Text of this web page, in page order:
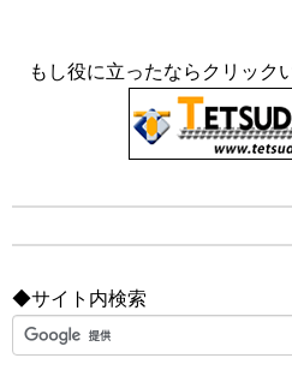
もし役に立ったならクリック
◆サイト内検索